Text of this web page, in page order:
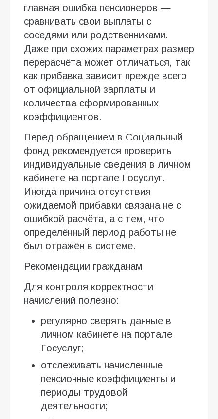
главная ошибка пенсионеров —
сравнивать свои выплаты с
соседями или родственниками.
Даже при схожих параметрах размер
перерасчёта может отличаться, так
как прибавка зависит прежде всего
от официальной зарплаты и
количества сформированных
коэффициентов.
Перед обращением в Социальный
фонд рекомендуется проверить
индивидуальные сведения в личном
кабинете на портале Госуслуг.
Иногда причина отсутствия
ожидаемой прибавки связана не с
ошибкой расчёта, а с тем, что
определённый период работы не
был отражён в системе.
Рекомендации гражданам
Для контроля корректности
начислений полезно:
регулярно сверять данные в
личном кабинете на портале
Госуслуг;
отслеживать начисленные
пенсионные коэффициенты и
периоды трудовой
деятельности;